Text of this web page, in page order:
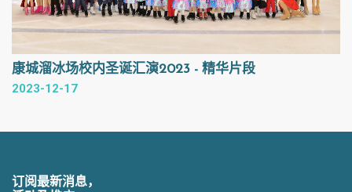
康城溜冰场校内圣诞汇演2023 - 精华片段
2023-12-17
订阅最新消息，